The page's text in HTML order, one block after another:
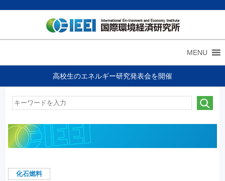
MENU
高校生のエネルギー研究発表会を開催
化石燃料